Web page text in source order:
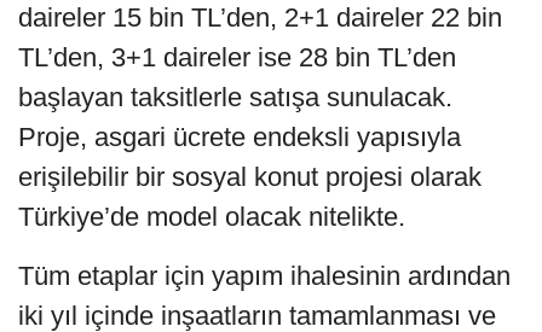
daireler 15 bin TL’den, 2+1 daireler 22 bin
TL’den, 3+1 daireler ise 28 bin TL’den
başlayan taksitlerle satışa sunulacak.
Proje, asgari ücrete endeksli yapısıyla
erişilebilir bir sosyal konut projesi olarak
Türkiye’de model olacak nitelikte.
Tüm etaplar için yapım ihalesinin ardından
iki yıl içinde inşaatların tamamlanması ve